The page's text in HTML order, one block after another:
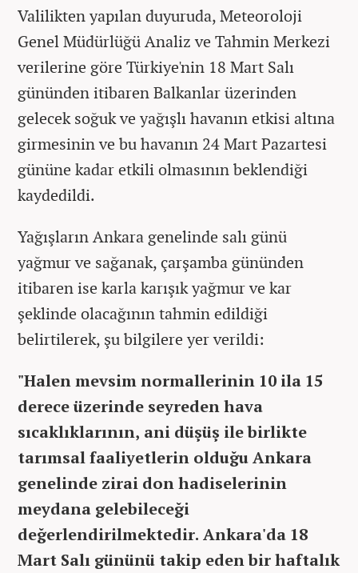
Valilikten yapılan duyuruda, Meteoroloji
Genel Müdürlüğü Analiz ve Tahmin Merkezi
verilerine göre Türkiye'nin 18 Mart Salı
gününden itibaren Balkanlar üzerinden
gelecek soğuk ve yağışlı havanın etkisi altına
girmesinin ve bu havanın 24 Mart Pazartesi
gününe kadar etkili olmasının beklendiği
kaydedildi.
Yağışların Ankara genelinde salı günü
yağmur ve sağanak, çarşamba gününden
itibaren ise karla karışık yağmur ve kar
şeklinde olacağının tahmin edildiği
belirtilerek, şu bilgilere yer verildi:
"Halen mevsim normallerinin 10 ila 15
derece üzerinde seyreden hava
sıcaklıklarının, ani düşüş ile birlikte
tarımsal faaliyetlerin olduğu Ankara
genelinde zirai don hadiselerinin
meydana gelebileceği
değerlendirilmektedir. Ankara'da 18
Mart Salı gününü takip eden bir haftalık